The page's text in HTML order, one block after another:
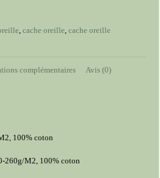
,cache oreille,cache oreille
complémentaires Avis (0)
100% coton
260g/M2, 100% coton